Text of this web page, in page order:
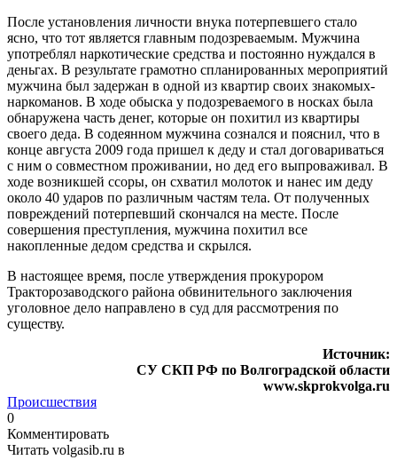
После установления личности внука потерпевшего стало
ясно, что тот является главным подозреваемым. Мужчина
употреблял наркотические средства и постоянно нуждался в
деньгах. В результате грамотно спланированных мероприятий
мужчина был задержан в одной из квартир своих знакомых-
наркоманов. В ходе обыска у подозреваемого в носках была
обнаружена часть денег, которые он похитил из квартиры
своего деда. В содеянном мужчина сознался и пояснил, что в
конце августа 2009 года пришел к деду и стал договариваться
с ним о совместном проживании, но дед его выпроваживал. В
ходе возникшей ссоры, он схватил молоток и нанес им деду
около 40 ударов по различным частям тела. От полученных
повреждений потерпевший скончался на месте. После
совершения преступления, мужчина похитил все
накопленные дедом средства и скрылся.
В настоящее время, после утверждения прокурором
Тракторозаводского района обвинительного заключения
уголовное дело направлено в суд для рассмотрения по
существу.
Источник:
СУ СКП РФ по Волгоградской области
www.skprokvolga.ru
Происшествия
0
Комментировать
Читать volgasib.ru в